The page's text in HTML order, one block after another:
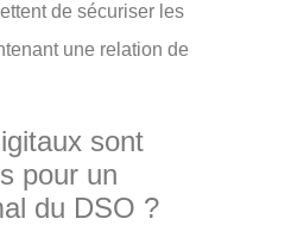
de sécuriser les
une relation de
sont
pour un
du DSO ?